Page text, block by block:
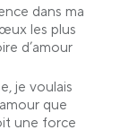
dans ma
les plus
d’amour
je voulais
que
une force